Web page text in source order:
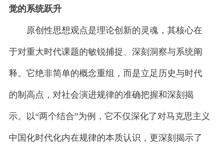
觉的系统跃升
原创性思想观点是理论创新的灵魂，其核心在
于对重大时代课题的敏锐捕捉、深刻洞察与系统阐
释。它绝非简单的概念重组，而是立足历史与时代
的制高点，对社会演进规律的准确把握和深刻揭
示。以“两个结合”为例，它不仅深化了对马克思主义
中国化时代化内在规律的本质认识，更深刻揭示了